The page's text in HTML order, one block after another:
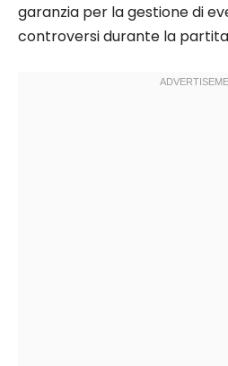
garanzia per la gestione di
controversi durante la